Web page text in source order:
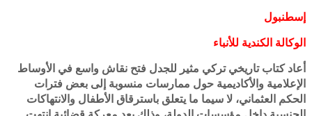
إسطنبول
الوكالة الكندية للأنباء
أعاد كتاب تاريخي تركي مثير للجدل فتح نقاش واسع في الأوساط
الإعلامية والأكاديمية حول ممارسات منسوبة إلى بعض فترات
الحكم العثماني، لا سيما ما يتعلق باسترقاق الأطفال والانتهاكات